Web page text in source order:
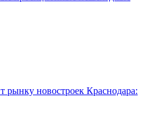
рынку новостроек Краснодара: